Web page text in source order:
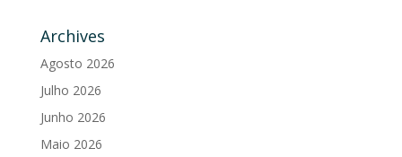
Archives
Agosto 2026
Julho 2026
Junho 2026
Maio 2026